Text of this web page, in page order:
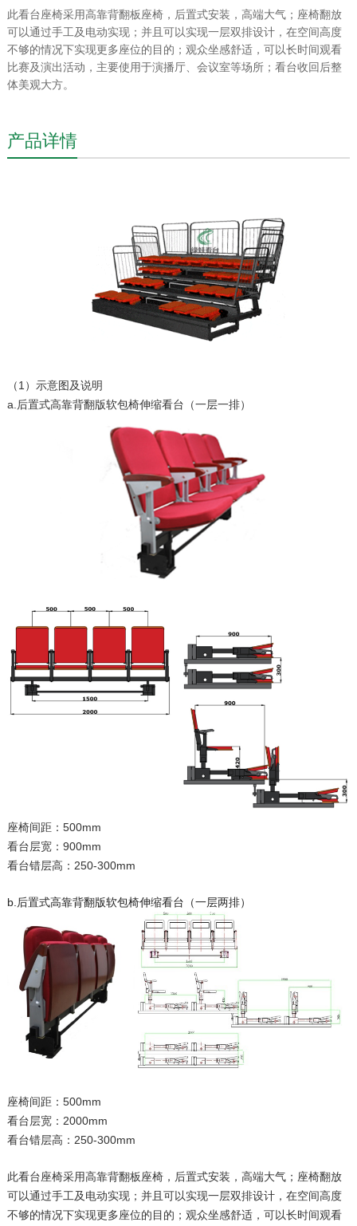
此看台座椅采用高靠背翻板座椅，后置式安装，高端大气；座椅翻放
可以通过手工及电动实现；并且可以实现一层双排设计，在空间高度
不够的情况下实现更多座位的目的；观众坐感舒适，可以长时间观看
比赛及演出活动，主要使用于演播厅、会议室等场所；看台收回后整
体美观大方。
产品详情
（1）示意图及说明
a.后置式高靠背翻版软包椅伸缩看台（一层一排）
座椅间距：500mm
看台层宽：900mm
看台错层高：250-300mm
b.后置式高靠背翻版软包椅伸缩看台（一层两排）
座椅间距：500mm
看台层宽：2000mm
看台错层高：250-300mm
此看台座椅采用高靠背翻板座椅，后置式安装，高端大气；座椅翻放
可以通过手工及电动实现；并且可以实现一层双排设计，在空间高度
不够的情况下实现更多座位的目的；观众坐感舒适，可以长时间观看